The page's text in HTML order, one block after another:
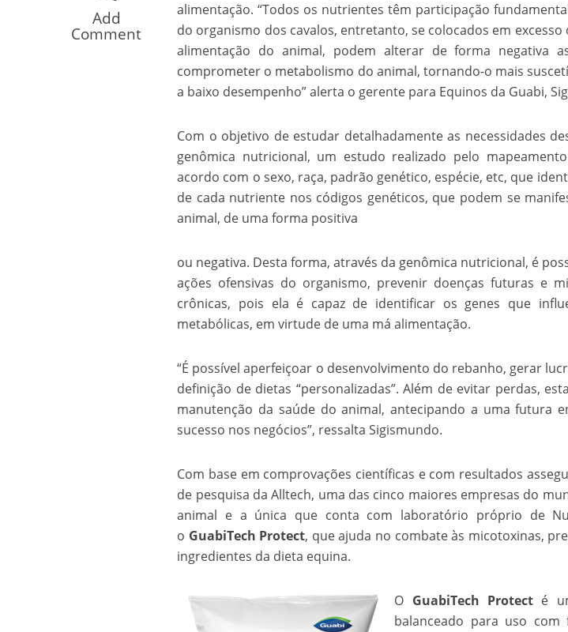
Os segredos não revelados do livro de apocalipse
FILME: Como um Monjolo salvou a vida de Flechinha, o bebe
Add
Comment
alimentação. “Todos os nutrientes têm participação
do organismo dos cavalos, entretanto, se colocados em
alimentação do animal, podem alterar de forma negativa
comprometer o metabolismo do animal, tornando-o mais
a baixo desempenho” alerta o gerente para Equinos da Guabi,
Com o objetivo de estudar detalhadamente as necessidades
genômica nutricional, um estudo realizado pelo
acordo com o sexo, raça, padrão genético, espécie, etc, que
de cada nutriente nos códigos genéticos, que podem se
animal, de uma forma positiva
ou negativa. Desta forma, através da genômica nutricional, é
ações ofensivas do organismo, prevenir doenças futuras e
crônicas, pois ela é capaz de identificar os genes que
metabólicas, em virtude de uma má alimentação.
“É possível aperfeiçoar o desenvolvimento do rebanho, gerar
definição de dietas “personalizadas”. Além de evitar perdas,
manutenção da saúde do animal, antecipando a uma futura
sucesso nos negócios”, ressalta Sigismundo.
Com base em comprovações científicas e com resultados
de pesquisa da Alltech, uma das cinco maiores empresas do
animal e a única que conta com laboratório próprio de
o GuabiTech Protect, que ajuda no combate às micotoxinas,
ingredientes da dieta equina.
O GuabiTech Protect é
balanceado para uso